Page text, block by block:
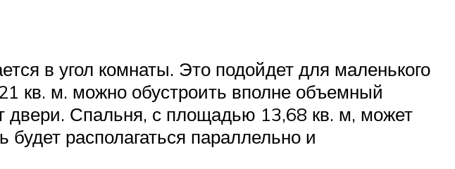
в угол комнаты. Это подойдет для маленького
кв. м. можно обустроить вполне объемный
двери. Спальня, с площадью 13,68 кв. м, может
располагаться параллельно и